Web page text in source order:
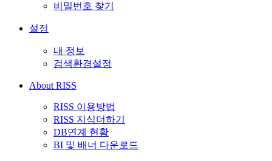
비밀번호 찾기
설정
내 정보
검색환경설정
About RISS
RISS 이용방법
RISS 지식더하기
DB연계 현황
BI 및 배너 다운로드